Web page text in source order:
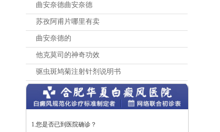
曲安奈德曲安奈德
苏孜阿甫片哪里有卖
曲安奈德的
他克莫司的神奇功效
驱虫斑鸠菊注射针剂说明书
1.您是否已到医院确诊？